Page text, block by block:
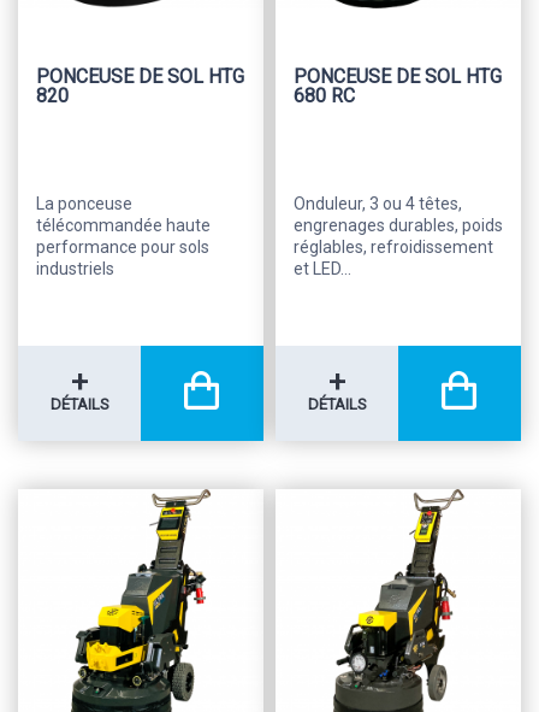
PONCEUSE DE SOL HTG
820
La ponceuse
télécommandée haute
performance pour sols
industriels
+
DÉTAILS
PONCEUSE DE SOL HTG
680 RC
Onduleur, 3 ou 4 têtes,
engrenages durables, poids
réglables, refroidissement
et LED...
+
DÉTAILS